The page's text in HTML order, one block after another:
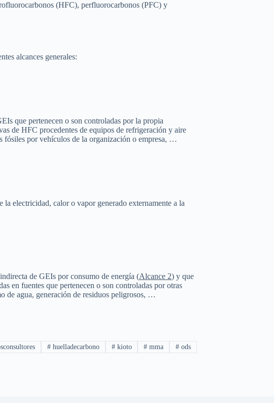
(HFC), perfluorocarbonos (PFC) y
alcances generales:
que pertenecen o son controladas por la propia
de HFC procedentes de equipos de refrigeración y aire
fósiles por vehículos de la organización o empresa, …
electricidad, calor o vapor generado externamente a la
de GEIs por consumo de energía (Alcance 2) y que
en fuentes que pertenecen o son controladas por otras
de agua, generación de residuos peligrosos, …
#huelladecarbono #kioto # mma # ods